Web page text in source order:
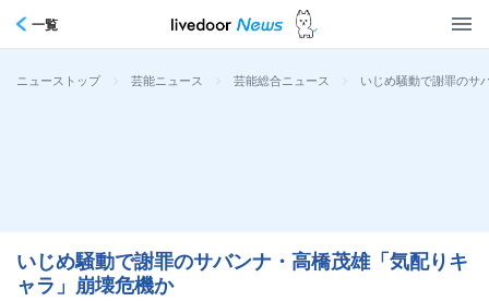
一覧
ニューストップ > 芸能ニュース > 芸能総合ニュース > いじめ騒動で謝罪のサ
いじめ騒動で謝罪のサバンナ・高橋茂雄「気配りキ
ャラ」崩壊危機か